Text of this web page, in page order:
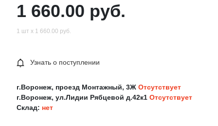
1 660.00 руб.
1 шт х 1 660.00 руб.
Узнать о поступлении
г.Воронеж, проезд Монтажный, 3Ж Отсутствует
г.Воронеж, ул.Лидии Рябцевой д.42к1 Отсутствует
Склад: нет